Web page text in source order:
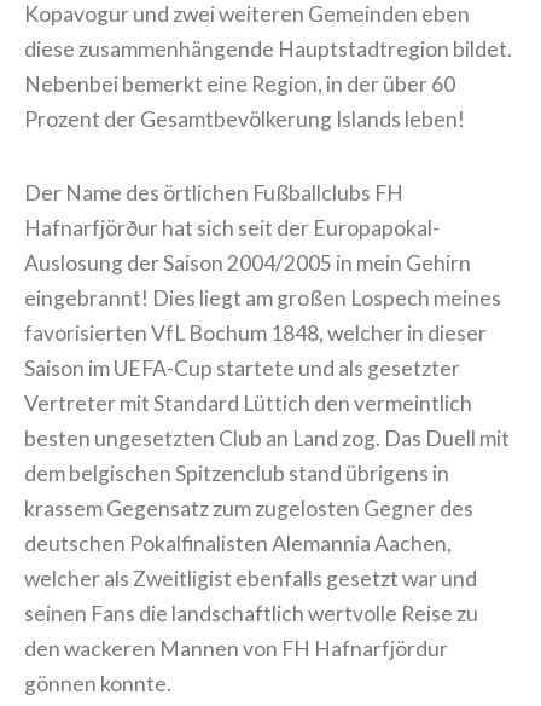
Kopavogur und zwei weiteren Gemeinden eben
diese zusammenhängende Hauptstadtregion bildet.
Nebenbei bemerkt eine Region, in der über 60
Prozent der Gesamtbevölkerung Islands leben!
Der Name des örtlichen Fußballclubs FH
Hafnarfjörður hat sich seit der Europapokal-
Auslosung der Saison 2004/2005 in mein Gehirn
eingebrannt! Dies liegt am großen Lospech meines
favorisierten VfL Bochum 1848, welcher in dieser
Saison im UEFA-Cup startete und als gesetzter
Vertreter mit Standard Lüttich den vermeintlich
besten ungesetzten Club an Land zog. Das Duell mit
dem belgischen Spitzenclub stand übrigens in
krassem Gegensatz zum zugelosten Gegner des
deutschen Pokalfinalisten Alemannia Aachen,
welcher als Zweitligist ebenfalls gesetzt war und
seinen Fans die landschaftlich wertvolle Reise zu
den wackeren Mannen von FH Hafnarfjördur
gönnen konnte.